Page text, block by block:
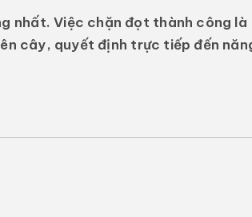
nhất. Việc chặn đọt thành công là
cây, quyết định trực tiếp đến